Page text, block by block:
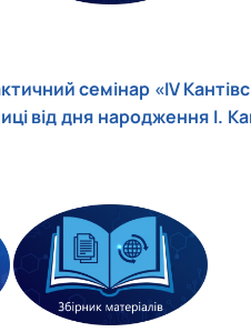
семінар «ІV
від дня народження І.